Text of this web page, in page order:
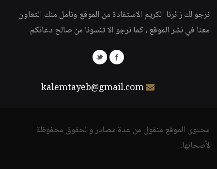
نرجو لك زائرنا الكريم الاستفادة من الموقع ونأمل منك التعاون
معنا في نشر الموقع ، كما نرجو الا تنسونا من صالح دعائكم
kalemtayeb@gmail.com
محتوى الموقع منقول من عدة مصادر والحقوق محفوظة
لأصحابها.